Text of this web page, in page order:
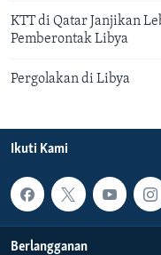
KTT di Qatar Janjikan
Pemberontak Libya
Pergolakan di Libya
Ikuti Kami
Berlangganan